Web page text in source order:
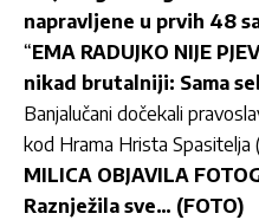
napravljene u prvih 48
“EMA RADUJKO NIJE
nikad brutalniji: Sama
Banjalučani dočekali
kod Hrama Hrista Spasitelja
MILICA OBJAVILA
Raznježila sve… (FOTO)